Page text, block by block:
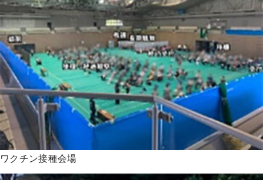
ワクチン接種会場